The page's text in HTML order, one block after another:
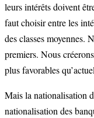
leurs intérêts doivent
faut choisir entre les
des classes moyennes.
premiers. Nous
plus favorables
Mais la nationalisation
nationalisation des